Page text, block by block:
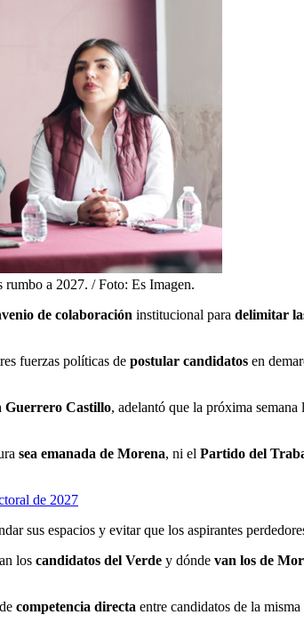
a 2027. / Foto: Es Imagen.
de colaboración institucional para delimitar
fuerzas políticas de postular candidatos en
Guerrero Castillo, adelantó que la próxima semana
sea emanada de Morena, ni el Partido del
de 2027
sus espacios y evitar que los aspirantes
los candidatos del Verde y dónde van los de
competencia directa entre candidatos de la